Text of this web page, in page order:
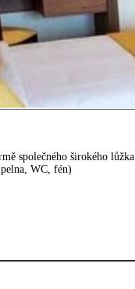
společného širokého lůžka
WC, fén)